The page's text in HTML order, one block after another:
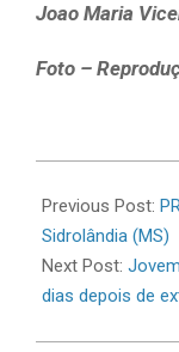
Joao Maria
Foto –
06-
11
Previous Post:
Sidrolândia (MS)
Next Post:
dias depois de